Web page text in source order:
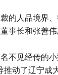
的人品境界
事长和张善
不见经传的
动了辽宁成